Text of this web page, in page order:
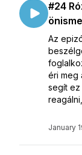
#24
Az
éri meg
segít
January